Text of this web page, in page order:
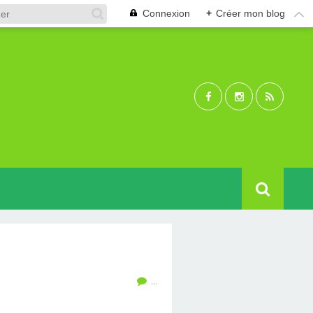
Connexion + Créer mon blog
…